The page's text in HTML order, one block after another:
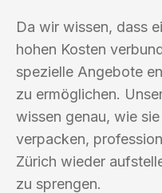
Da wir wissen, dass
hohen Kosten
spezielle Angebote
zu ermöglichen.
wissen genau, wie
verpacken,
Zürich wieder
zu sprengen.